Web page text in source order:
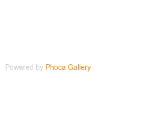
Powered by Phoca Gallery